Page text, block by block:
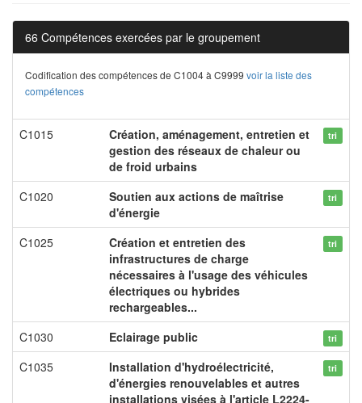
66 Compétences exercées par le groupement
Codification des compétences de C1004 à C9999 voir la liste des
compétences
C1015
Création, aménagement, entretien et
gestion des réseaux de chaleur ou
de froid urbains
tri
C1020
Soutien aux actions de maîtrise
d'énergie
tri
C1025
Création et entretien des
infrastructures de charge
nécessaires à l'usage des véhicules
électriques ou hybrides
rechargeables...
tri
C1030 Eclairage public tri
C1035
Installation d'hydroélectricité,
d'énergies renouvelables et autres
installations visées à l'article L2224-
tri